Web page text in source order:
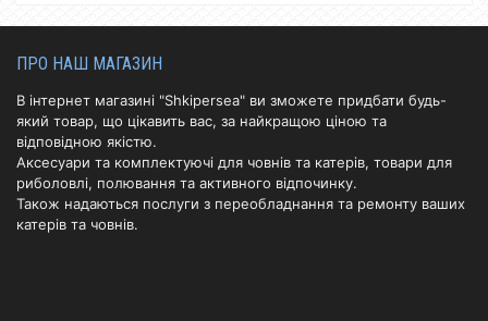
ПРО НАШ МАГАЗИН
В інтернет магазині "Shkipersea" ви зможете придбати будь-
який товар, що цікавить вас, за найкращою ціною та
відповідною якістю.
Аксесуари та комплектуючі для човнів та катерів, товари для
риболовлі, полювання та активного відпочинку.
Також надаються послуги з переобладнання та ремонту ваших
катерів та човнів.